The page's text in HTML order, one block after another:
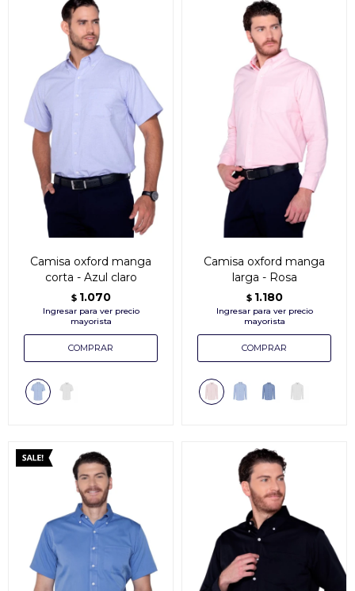
Camisa oxford manga
corta - Azul claro
$ 1.070
Camisa oxford manga
larga - Rosa
$ 1.180